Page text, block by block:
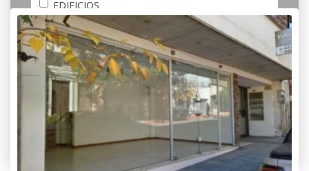
EDIFICIOS
GALPONES
LOCALES
SOLARES
Más opciones